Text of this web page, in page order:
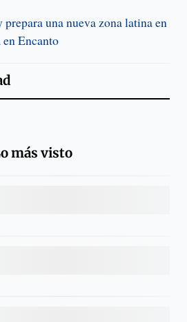
prepara una nueva zona latina en
en Encanto
más visto